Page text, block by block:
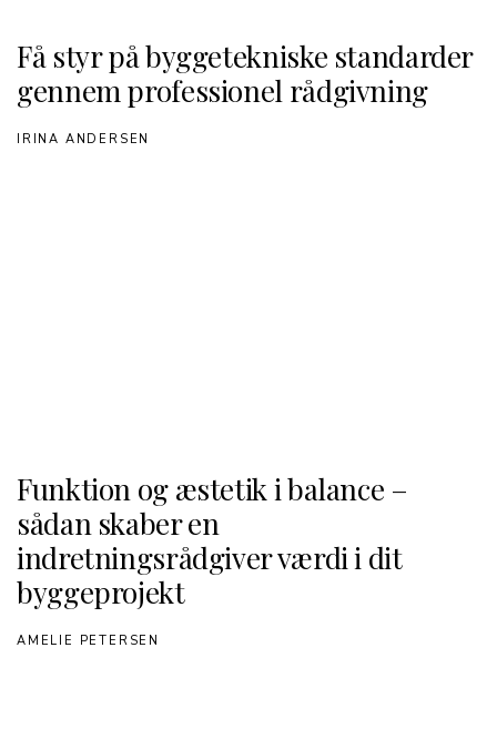
Få styr på byggetekniske standarder
gennem professionel rådgivning
IRINA ANDERSEN
Funktion og æstetik i balance –
sådan skaber en
indretningsrådgiver værdi i dit
byggeprojekt
AMELIE PETERSEN